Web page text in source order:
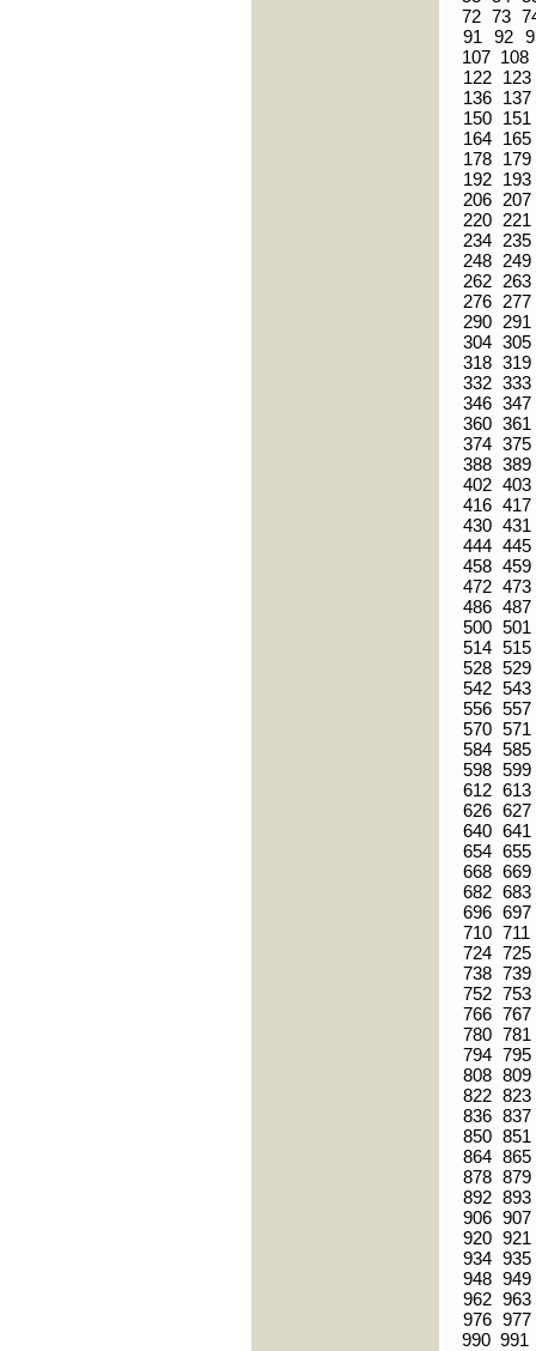
72 73
91
92
107 108
122
123
136
137
150
151
164
165
178
179
192
193
206 207
220
221
234
235
248
249
262
263
276
277
290
291
304 305
318 319
332 333
346 347
360 361
374 375
388 389
402 403
416 417
430 431
444 445
458 459
472 473
486 487
500 501
514 515
528 529
542 543
556 557
570 571
584 585
598 599
612 613
626 627
640 641
654 655
668 669
682 683
696 697
710 711
724 725
738 739
752 753
766 767
780 781
794 795
808 809
822 823
836 837
850 851
864 865
878 879
892 893
906 907
920 921
934 935
948 949
962 963
976 977
990 991